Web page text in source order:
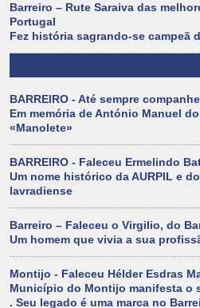
Barreiro – Rute Saraiva das
Portugal
Fez história sagrando-se campeã
BARREIRO - Até sempre
Em memória de António Manuel
«Manolete»
BARREIRO - Faleceu Ermelindo
Um nome histórico da AURPIL e
lavradiense
Barreiro – Faleceu o Virgilio, do
Um homem que vivia a sua
Montijo - Faleceu Hélder Esdras
Município do Montijo manifesta o
. Seu legado é uma marca no